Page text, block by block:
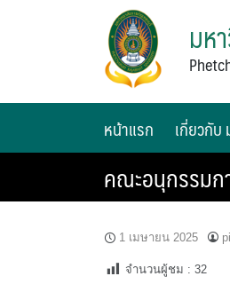
มห
หน้าแรก เกี่ยวกั
คณะอนุกรรมก
1 เมษายน 2025
จำนวนผู้ชม : 32